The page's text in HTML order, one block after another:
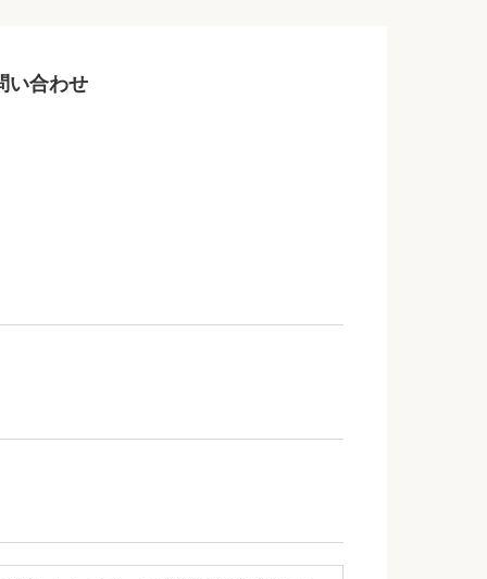
い合わせ